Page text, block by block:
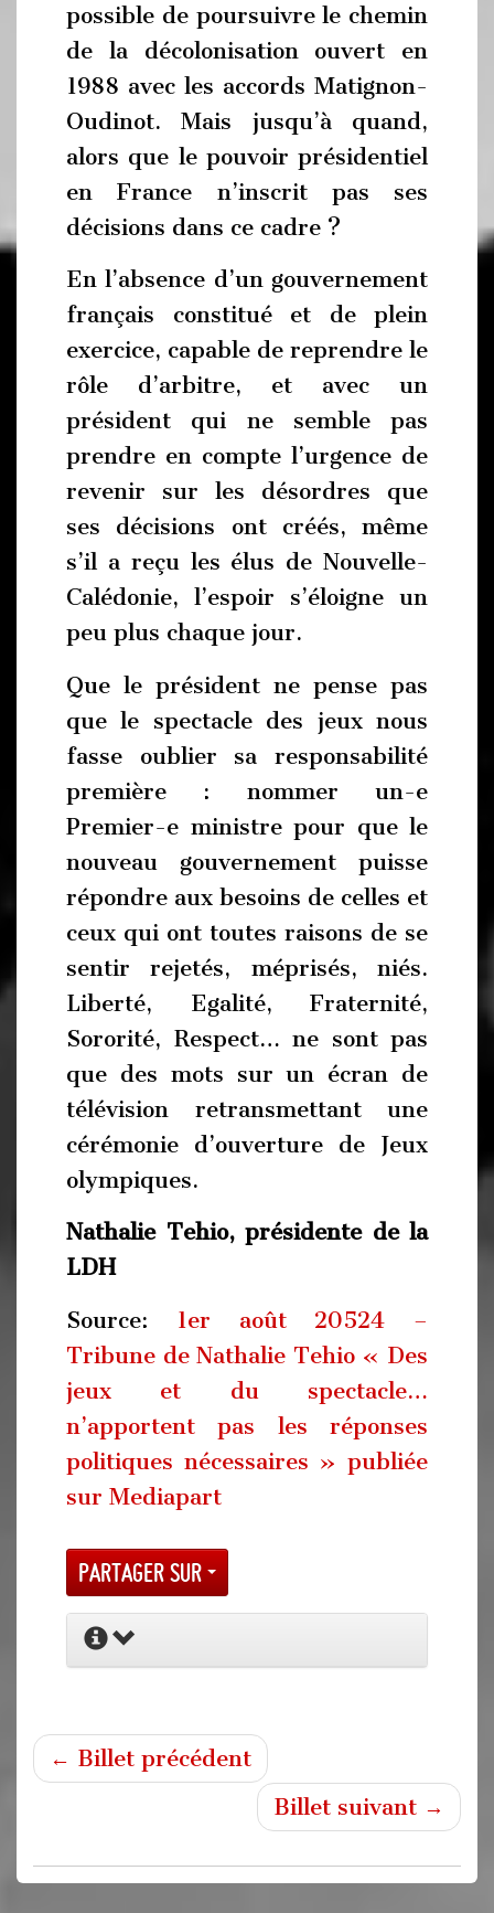
possible de poursuivre le chemin
de la décolonisation ouvert en
1988 avec les accords Matignon-
Oudinot. Mais jusqu’à quand,
alors que le pouvoir présidentiel
en France n’inscrit pas ses
décisions dans ce cadre ?
En l’absence d’un gouvernement
français constitué et de plein
exercice, capable de reprendre le
rôle d’arbitre, et avec un
président qui ne semble pas
prendre en compte l’urgence de
revenir sur les désordres que
ses décisions ont créés, même
s’il a reçu les élus de Nouvelle-
Calédonie, l’espoir s’éloigne un
peu plus chaque jour.
Que le président ne pense pas
que le spectacle des jeux nous
fasse oublier sa responsabilité
première : nommer un-e
Premier-e ministre pour que le
nouveau gouvernement puisse
répondre aux besoins de celles et
ceux qui ont toutes raisons de se
sentir rejetés, méprisés, niés.
Liberté, Egalité, Fraternité,
Sororité, Respect… ne sont pas
que des mots sur un écran de
télévision retransmettant une
cérémonie d’ouverture de Jeux
olympiques.
Nathalie Tehio, présidente de la
LDH
Source: 1er août 20524 –
Tribune de Nathalie Tehio « Des
jeux et du spectacle…
n’apportent pas les réponses
politiques nécessaires » publiée
sur Mediapart
Partager sur
← Billet précédent
Billet suivant →